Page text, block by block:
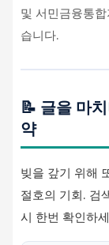
및 서민금융통
습니다.
📝 글을 마
약
빚을 갚기 위해
절호의 기회. 검
시 한번 확인하